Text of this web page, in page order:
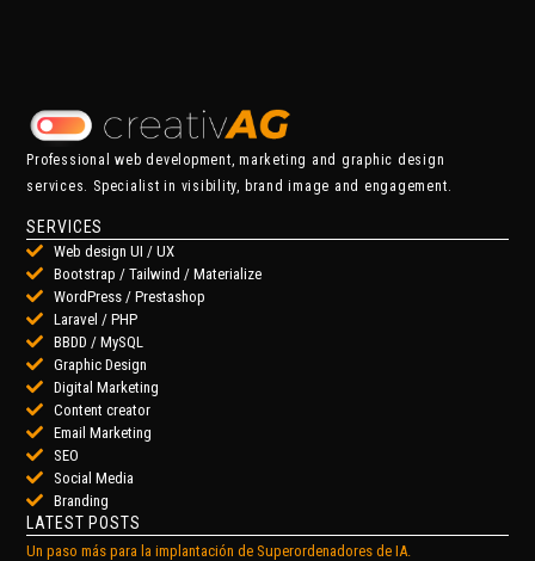
Professional web development, marketing and graphic design
services. Specialist in visibility, brand image and engagement.
SERVICES
Web design UI / UX
Bootstrap / Tailwind / Materialize
WordPress / Prestashop
Laravel / PHP
BBDD / MySQL
Graphic Design
Digital Marketing
Content creator
Email Marketing
SEO
Social Media
Branding
LATEST POSTS
Un paso más para la implantación de Superordenadores de IA.